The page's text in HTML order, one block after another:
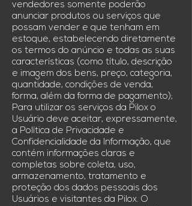
vendedores somente poderão
anunciar produtos ou serviços que
possam vender e que tenham em
estoque, estabelecendo diretamente
os termos do anúncio e todas as suas
características (como título, descrição
e imagem dos bens, preço, categoria,
quantidade, condições de venda,
forma, além da forma de pagamento);
Para utilizar os serviços da Pilox o
Usuário deve aceitar, expressamente,
a Política de Privacidade e
Confidencialidade da Informação, que
contém informações claras e
completas sobre coleta, uso,
armazenamento, tratamento e
proteção dos dados pessoais dos
Usuários e visitantes da Pilox. O